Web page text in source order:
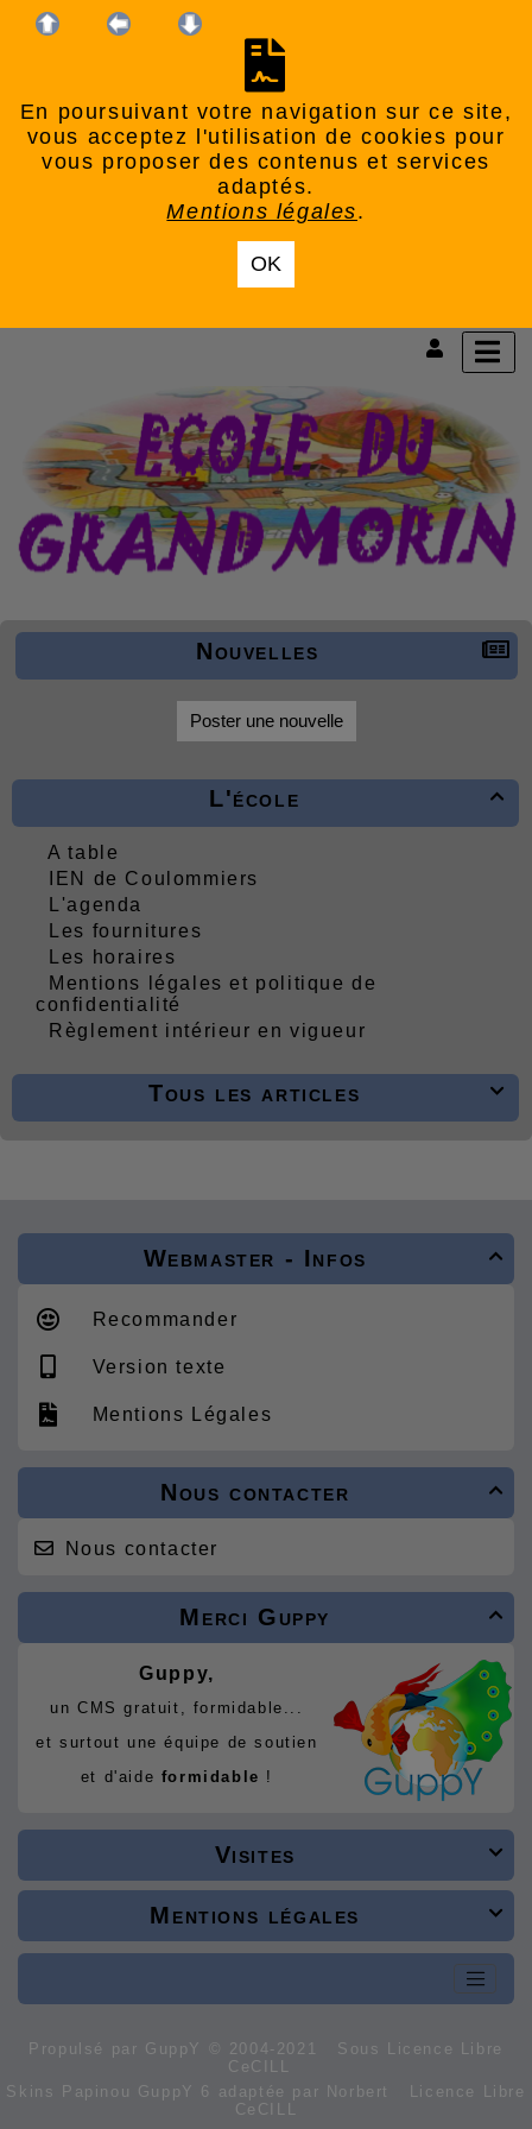
En poursuivant votre navigation sur ce site,
vous acceptez l'utilisation de cookies pour
vous proposer des contenus et services
adaptés.
Mentions légales.
OK

L'école
A table
IEN de Coulommiers
L'agenda
Les fournitures
Les horaires
Mentions légales et politique de
confidentialité
Règlement intérieur en vigueur

Tous les articles
Nouvelles
Poster une nouvelle

Webmaster - Infos
Recommander
Version texte
Mentions Légales

Nous contacter
Nous contacter

Merci Guppy
Guppy,
un CMS gratuit, formidable...
et surtout une équipe de soutien
et d'aide formidable !

Visites

Mentions légales
Propulsé par GuppY © 2004-2021
Sous Licence Libre
CeCILL
Skins Papinou GuppY 6 adaptée par Norbert
Licence Libre
CeCILL